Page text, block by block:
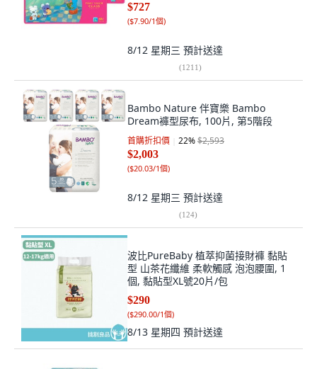
$727
($7.90/1個)
8/12 星期三 預計送達
(1211)
Bambo Nature 伴寶樂 Bambo
Dream褲型尿布, 100片, 第5階段
首購折扣價 22%$2,593
$2,003
($20.03/1個)
8/12 星期三 預計送達
(124)
波比PureBaby 植萃抑菌接財褲 黏貼
型 山茶花纖維 柔軟觸感 泡泡腰圍, 1
個, 黏貼型XL號20片/包
$290
($290.00/1個)
8/13 星期四 預計送達